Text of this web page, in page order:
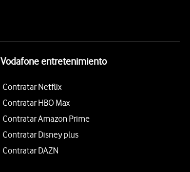
Vodafone entretenimiento
Contratar Netflix
Contratar HBO Max
Contratar Amazon Prime
Contratar Disney plus
Contratar DAZN